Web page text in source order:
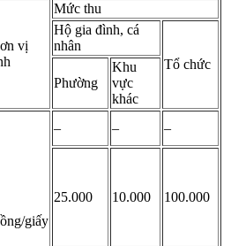
vị
Mức thu
Hộ gia đình, cá
nhân
Tổ chức
Phường
Khu
vực
khác
giấy
– –
–
25.000 10.000 100.000